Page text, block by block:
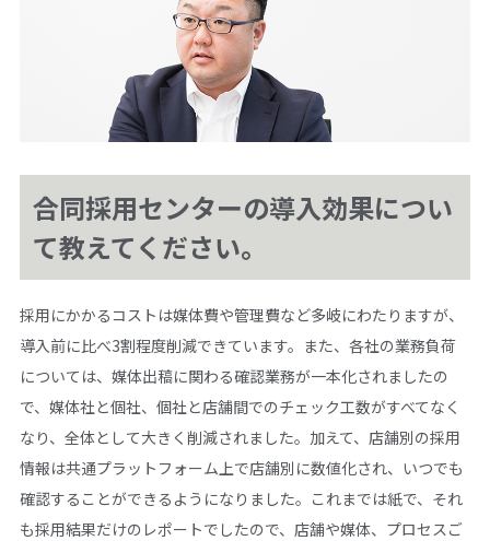
合同採用センターの導入効果につい
て教えてください。
採用にかかるコストは媒体費や管理費など多岐にわたりますが、
導入前に比べ3割程度削減できています。また、各社の業務負荷
については、媒体出稿に関わる確認業務が一本化されましたの
で、媒体社と個社、個社と店舗間でのチェック工数がすべてなく
なり、全体として大きく削減されました。加えて、店舗別の採用
情報は共通プラットフォーム上で店舗別に数値化され、いつでも
確認することができるようになりました。これまでは紙で、それ
も採用結果だけのレポートでしたので、店舗や媒体、プロセスご